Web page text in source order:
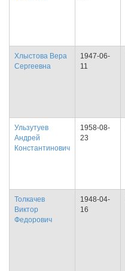
Хлыстова Вера
Сергеевна
1947-06-
11
Ульзутуев
Андрей
Константинович
1958-08-
23
Толкачев
Виктор
Федорович
1948-04-
16